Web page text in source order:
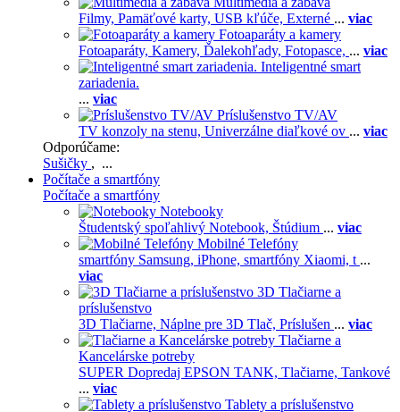
Filmy, Pamäťové karty, USB kľúče, Externé ... viac
Fotoaparáty a kamery
Fotoaparáty, Kamery, Ďalekohľady, Fotopasce, ... viac
Inteligentné smart
zariadenia.
... viac
Príslušenstvo TV/AV
TV konzoly na stenu, Univerzálne diaľkové ov ... viac
Odporúčame:
Sušičky , ...
Počítače a smartfóny
Počítače a smartfóny
Notebooky
Študentský spoľahlivý Notebook, Štúdium ... viac
Mobilné Telefóny
smartfóny Samsung, iPhone, smartfóny Xiaomi, t ...
viac
3D Tlačiarne a
príslušenstvo
3D Tlačiarne, Náplne pre 3D Tlač, Príslušen ... viac
Tlačiarne a
Kancelárske potreby
SUPER Dopredaj EPSON TANK, Tlačiarne, Tankové
... viac
Tablety a príslušenstvo